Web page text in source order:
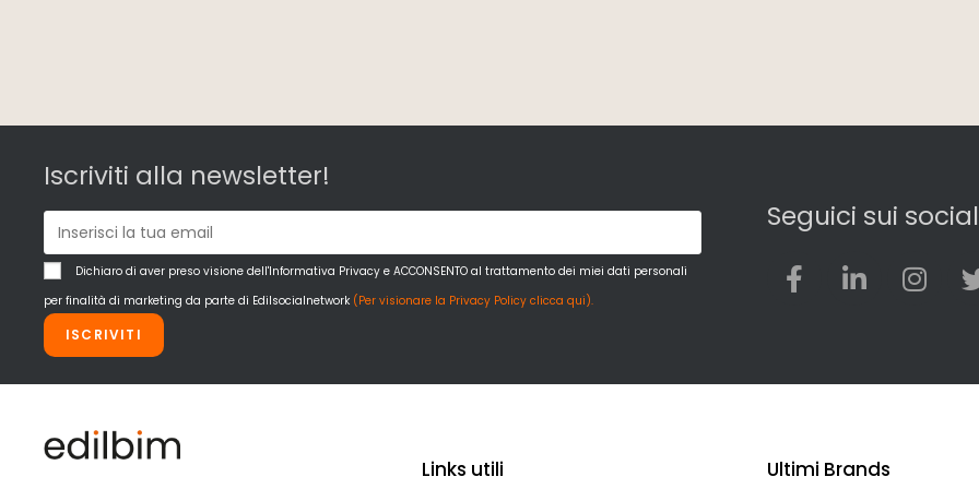
Iscriviti alla newsletter!
Dichiaro di aver preso visione dell'Informativa Privacy e ACCONSENTO al trattamento dei miei dati personali
per finalità di marketing da parte di Edilsocialnetwork (Per visionare la Privacy Policy clicca qui).
ISCRIVITI
Seguici sui social
Links utili Ultimi Brands